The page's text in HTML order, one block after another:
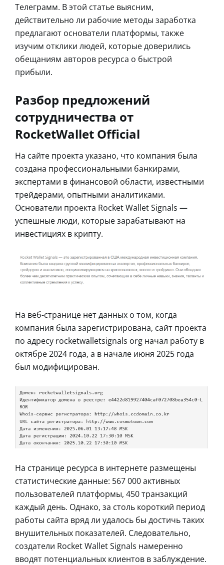
Телеграмм. В этой статье выясним,
действительно ли рабочие методы заработка
предлагают основатели платформы, также
изучим отклики людей, которые доверились
обещаниям авторов ресурса о быстрой
прибыли.
Разбор предложений
сотрудничества от
RocketWallet Official
На сайте проекта указано, что компания была
создана профессиональными банкирами,
экспертами в финансовой области, известными
трейдерами, опытными аналитиками.
Основатели проекта Rocket Wallet Signals —
успешные люди, которые зарабатывают на
инвестициях в крипту.
На веб-странице нет данных о том, когда
компания была зарегистрирована, сайт проекта
по адресу rocketwalletsignals org начал работу в
октябре 2024 года, а в начале июня 2025 года
был модифицирован.
На странице ресурса в интернете размещены
статистические данные: 567 000 активных
пользователей платформы, 450 транзакций
каждый день. Однако, за столь короткий период
работы сайта вряд ли удалось бы достичь таких
внушительных показателей. Следовательно,
создатели Rocket Wallet Signals намеренно
вводят потенциальных клиентов в заблуждение.